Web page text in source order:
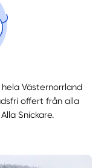
Västernorrland
offert från alla
Snickare.